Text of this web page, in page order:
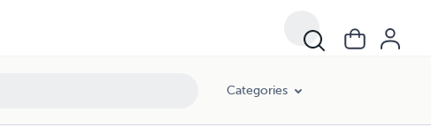
Categories